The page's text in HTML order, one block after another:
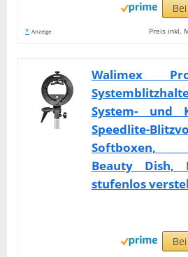
* Anzeige Preis inkl.
Walimex
System- und
Speedlite-
Softboxen,
Beauty Dish,
stufenlos